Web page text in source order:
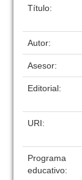
Título:
Autor:
Asesor:
Editorial:
URI:
Programa
educativo: